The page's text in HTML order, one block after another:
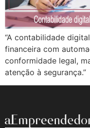
“A contabilidade
financeira com
conformidade legal,
atenção à segurança.”